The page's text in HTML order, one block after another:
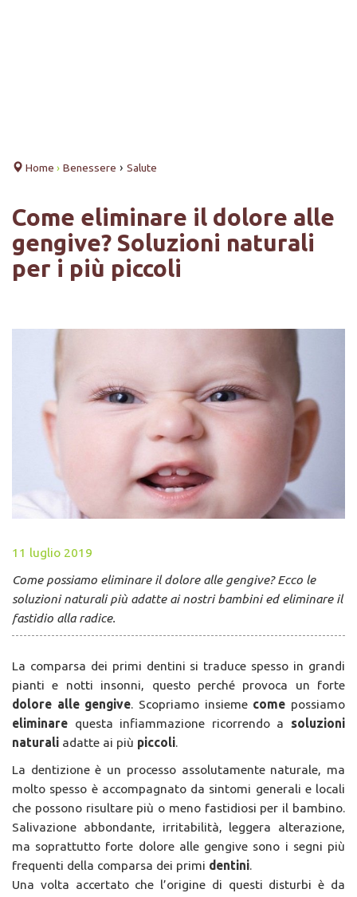
Home › Benessere › Salute
Come eliminare il dolore alle
gengive? Soluzioni naturali
per i più piccoli
11 luglio 2019
Come possiamo eliminare il dolore alle gengive? Ecco le
soluzioni naturali più adatte ai nostri bambini ed eliminare il
fastidio alla radice.
La comparsa dei primi dentini si traduce spesso in grandi
pianti e notti insonni, questo perché provoca un forte
dolore alle gengive. Scopriamo insieme come possiamo
eliminare questa infiammazione ricorrendo a soluzioni
naturali adatte ai più piccoli.
La dentizione è un processo assolutamente naturale, ma
molto spesso è accompagnato da sintomi generali e locali
che possono risultare più o meno fastidiosi per il bambino.
Salivazione abbondante, irritabilità, leggera alterazione,
ma soprattutto forte dolore alle gengive sono i segni più
frequenti della comparsa dei primi dentini.
Una volta accertato che l’origine di questi disturbi è da